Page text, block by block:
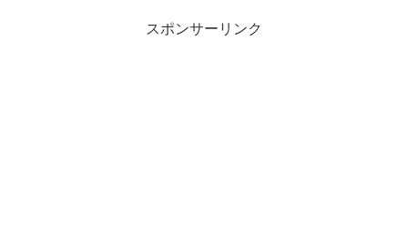
スポンサーリンク